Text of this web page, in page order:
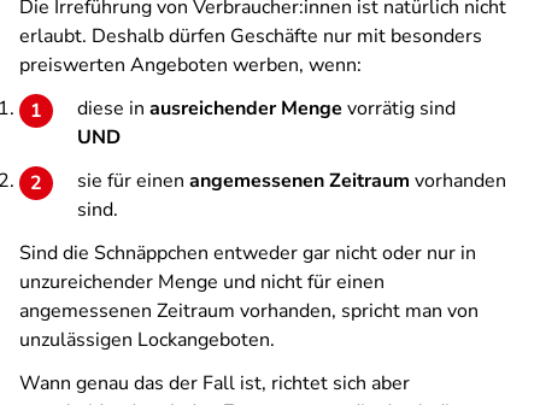
Die Irreführung von Verbraucher:innen ist natürlich nicht
erlaubt. Deshalb dürfen Geschäfte nur mit besonders
preiswerten Angeboten werben, wenn:
diese in ausreichender Menge vorrätig sind
UND
sie für einen angemessenen Zeitraum vorhanden
sind.
Sind die Schnäppchen entweder gar nicht oder nur in
unzureichender Menge und nicht für einen
angemessenen Zeitraum vorhanden, spricht man von
unzulässigen Lockangeboten.
Wann genau das der Fall ist, richtet sich aber